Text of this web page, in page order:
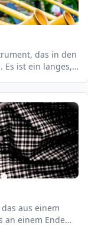
das in den
erzeugt einen
aus einem
an einem Ende